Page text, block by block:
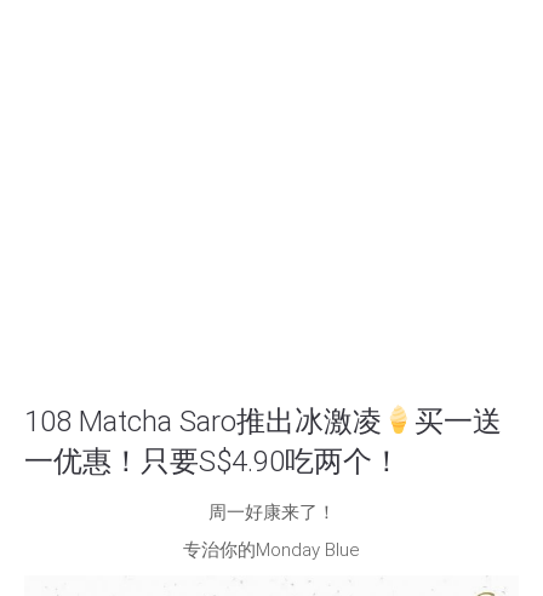
108 Matcha Saro推出冰激凌
买一送
一优惠！只要S$4.90吃两个！
周一好康来了！
专治你的Monday Blue